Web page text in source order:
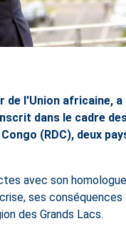
de l'Union africaine, a
dans le cadre
(RDC), deux
avec son homologue
ses conséquences
des Grands Lacs.